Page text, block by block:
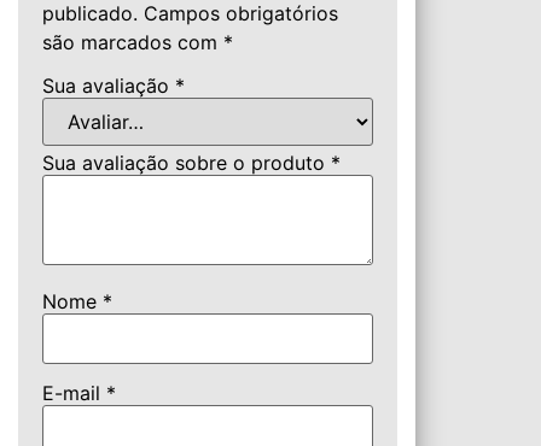
publicado. Campos obrigatórios
são marcados com *
Sua avaliação *
Sua avaliação sobre o produto *
Nome *
E-mail *